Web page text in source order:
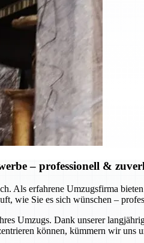
– professionell &
Als erfahrene Umzugsfirma
wie Sie es sich wünschen –
Umzugs. Dank unserer
können, kümmern wir uns